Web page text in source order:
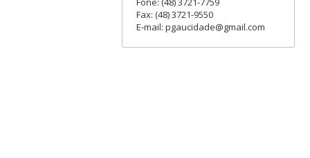
Fax: (48) 3721-9550
E-mail: pgaucidade@gmail.com